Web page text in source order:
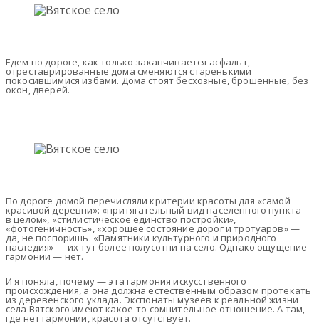
Едем по дороге, как только заканчивается асфальт,
отреставрированные дома сменяются старенькими
покосившимися избами. Дома стоят бесхозные, брошенные, без
окон, дверей.
По дороге домой перечисляли критерии красоты для «самой
красивой деревни»: «притягательный вид населенного пункта
в целом», «стилистическое единство постройки»,
«фотогеничность», «хорошее состояние дорог и тротуаров» —
да, не поспоришь. «Памятники культурного и природного
наследия» — их тут более полусотни на село. Однако ощущение
гармонии — нет.
И я поняла, почему — эта гармония искусственного
происхождения, а она должна естественным образом протекать
из деревенского уклада. Экспонаты музеев к реальной жизни
села Вятского имеют какое-то сомнительное отношение. А там,
где нет гармонии, красота отсутствует.